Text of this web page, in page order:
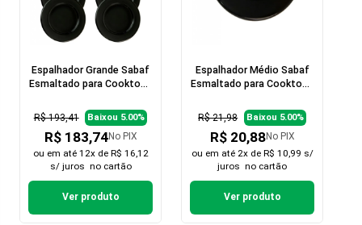
Espalhador Grande Sabaf
Esmaltado para Cooktop -
R$ 193,41 Baixou 5.00%
R$ 183,74No PIX
ou em até 12x de R$ 16,12
s/ juros no cartão
Ver produto
Espalhador Médio Sabaf
Esmaltado para Cooktop -
R$ 21,98 Baixou 5.00%
R$ 20,88No PIX
ou em até 2x de R$ 10,99 s/
juros no cartão
Ver produto